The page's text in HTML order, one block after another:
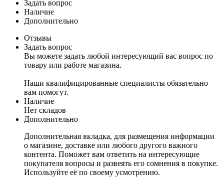
Задать вопрос
Наличие
Дополнительно
Отзывы
Задать вопрос
Вы можете задать любой интересующий вас вопрос по
товару или работе магазина.
Наши квалифицированные специалисты обязательно
вам помогут.
Наличие
Нет складов
Дополнительно
Дополнительная вкладка, для размещения информации
о магазине, доставке или любого другого важного
контента. Поможет вам ответить на интересующие
покупателя вопросы и развеять его сомнения в покупке.
Используйте её по своему усмотрению.